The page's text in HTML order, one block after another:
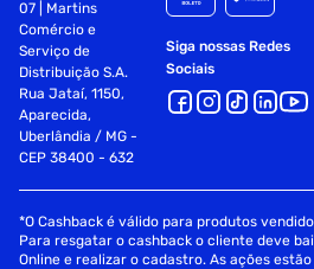
07 | Martins
Comércio e
Serviço de
Distribuição S.A.
Rua Jataí, 1150,
Aparecida,
Uberlândia / MG -
CEP 38400 - 632
Siga nossas Redes
Sociais
*O Cashback é válido para produtos
Para resgatar o cashback o cliente deve
Online e realizar o cadastro. As ações